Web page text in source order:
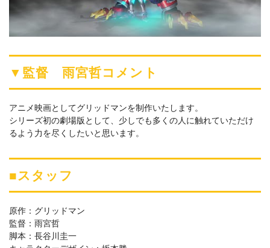
▼監督 雨宮哲コメント
アニメ映画としてグリッドマンを制作いたします。
シリーズ初の劇場版として、少しでも多くの人に触れていただけ
るよう力を尽くしたいと思います。
■スタッフ
原作：グリッドマン
監督：雨宮哲
脚本：長谷川圭一